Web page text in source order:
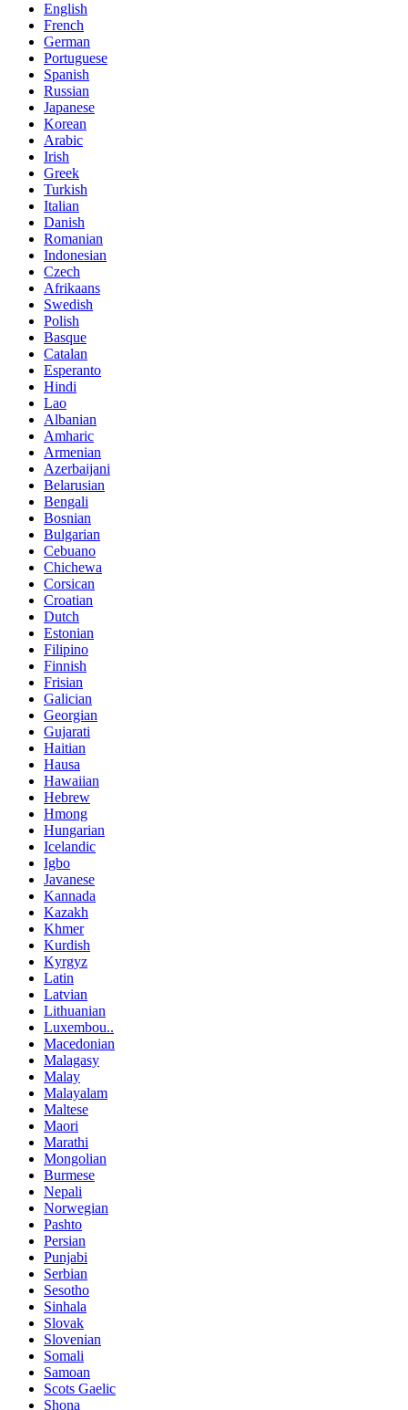
English
French
German
Portuguese
Spanish
Russian
Japanese
Korean
Arabic
Irish
Greek
Turkish
Italian
Danish
Romanian
Indonesian
Czech
Afrikaans
Swedish
Polish
Basque
Catalan
Esperanto
Hindi
Lao
Albanian
Amharic
Armenian
Azerbaijani
Belarusian
Bengali
Bosnian
Bulgarian
Cebuano
Chichewa
Corsican
Croatian
Dutch
Estonian
Filipino
Finnish
Frisian
Galician
Georgian
Gujarati
Haitian
Hausa
Hawaiian
Hebrew
Hmong
Hungarian
Icelandic
Igbo
Javanese
Kannada
Kazakh
Khmer
Kurdish
Kyrgyz
Latin
Latvian
Lithuanian
Luxembou..
Macedonian
Malagasy
Malay
Malayalam
Maltese
Maori
Marathi
Mongolian
Burmese
Nepali
Norwegian
Pashto
Persian
Punjabi
Serbian
Sesotho
Sinhala
Slovak
Slovenian
Somali
Samoan
Scots Gaelic
Shona